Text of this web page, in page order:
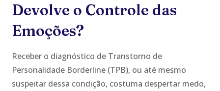
Devolve o Controle das
Emoções?
Receber o diagnóstico de Transtorno de
Personalidade Borderline (TPB), ou até mesmo
suspeitar dessa condição, costuma despertar medo,